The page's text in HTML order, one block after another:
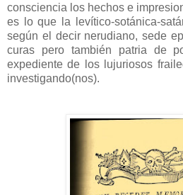
consciencia los hechos e
es lo que la levítico-sotánica-
según el decir nerudiano, sede
curas pero también patria de
expediente de los lujuriosos
investigando(nos).